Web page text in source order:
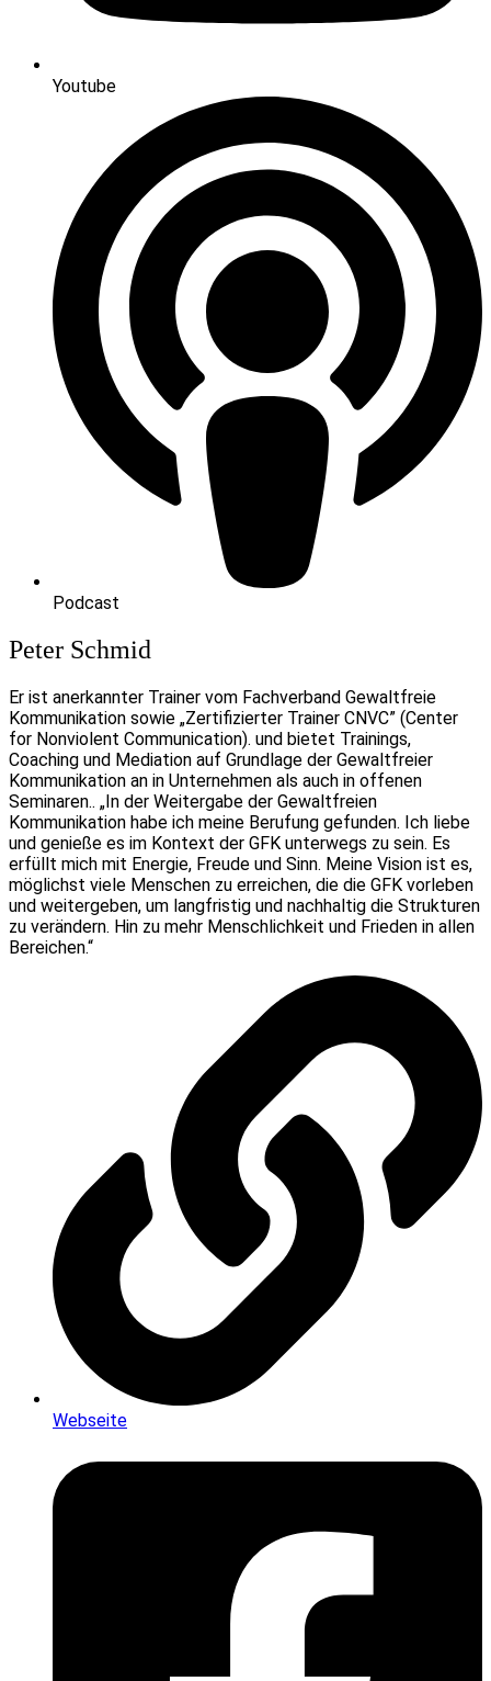
Youtube
Podcast
Peter Schmid
Er ist anerkannter Trainer vom Fachverband Gewaltfreie
Kommunikation sowie „Zertifizierter Trainer CNVC” (Center
for Nonviolent Communication). und bietet Trainings,
Coaching und Mediation auf Grundlage der Gewaltfreier
Kommunikation an in Unternehmen als auch in offenen
Seminaren.. „In der Weitergabe der Gewaltfreien
Kommunikation habe ich meine Berufung gefunden. Ich liebe
und genieße es im Kontext der GFK unterwegs zu sein. Es
erfüllt mich mit Energie, Freude und Sinn. Meine Vision ist es,
möglichst viele Menschen zu erreichen, die die GFK vorleben
und weitergeben, um langfristig und nachhaltig die Strukturen
zu verändern. Hin zu mehr Menschlichkeit und Frieden in allen
Bereichen.“
Webseite